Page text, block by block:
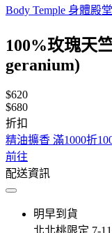
Body Temple 身體殿堂
100%玫瑰天
geranium)
$620
$680
折扣
精油擴香 滿1000折
前往
配送資訊
明早到貨
北北桃限定 7-